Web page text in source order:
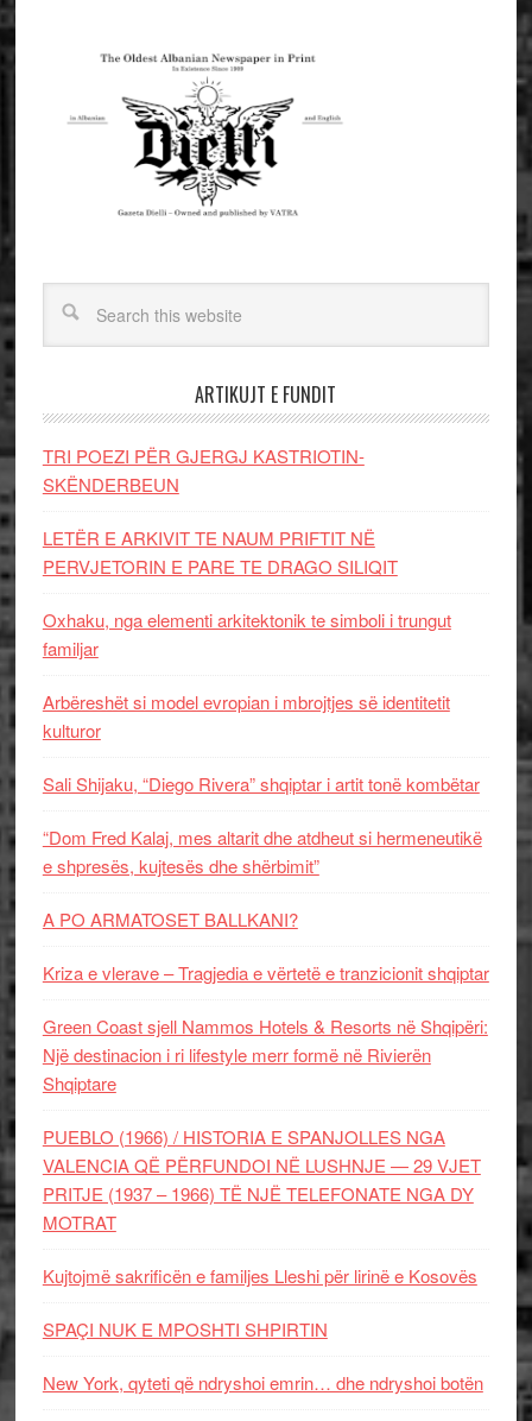
ARTIKUJT E FUNDIT
TRI POEZI PËR GJERGJ KASTRIOTIN-
SKËNDERBEUN
LETËR E ARKIVIT TE NAUM PRIFTIT NË
PERVJETORIN E PARE TE DRAGO SILIQIT
Oxhaku, nga elementi arkitektonik te simboli i trungut
familjar
Arbëreshët si model evropian i mbrojtjes së identitetit
kulturor
Sali Shijaku, “Diego Rivera” shqiptar i artit tonë kombëtar
“Dom Fred Kalaj, mes altarit dhe atdheut si hermeneutikë
e shpresës, kujtesës dhe shërbimit”
A PO ARMATOSET BALLKANI?
Kriza e vlerave – Tragjedia e vërtetë e tranzicionit shqiptar
Green Coast sjell Nammos Hotels & Resorts në Shqipëri:
Një destinacion i ri lifestyle merr formë në Rivierën
Shqiptare
PUEBLO (1966) / HISTORIA E SPANJOLLES NGA
VALENCIA QË PËRFUNDOI NË LUSHNJE — 29 VJET
PRITJE (1937 – 1966) TË NJË TELEFONATE NGA DY
MOTRAT
Kujtojmë sakrificën e familjes Lleshi për lirinë e Kosovës
SPAÇI NUK E MPOSHTI SHPIRTIN
New York, qyteti që ndryshoi emrin… dhe ndryshoi botën